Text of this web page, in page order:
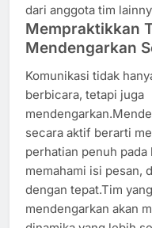
dari anggota tim
Mempraktikkan
Mendengarkan
Komunikasi tidak
berbicara, tetapi juga
secara aktif berarti
perhatian penuh pada
memahami isi pesan,
dengan tepat.Tim
mendengarkan akan